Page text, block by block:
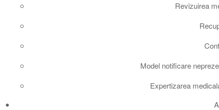
Revizuirea
Model notificare
Expertizarea